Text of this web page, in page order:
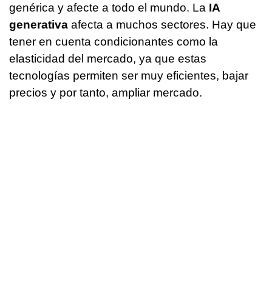
genérica y afecte a todo el mundo. La IA
generativa afecta a muchos sectores. Hay que
tener en cuenta condicionantes como la
elasticidad del mercado, ya que estas
tecnologías permiten ser muy eficientes, bajar
precios y por tanto, ampliar mercado.